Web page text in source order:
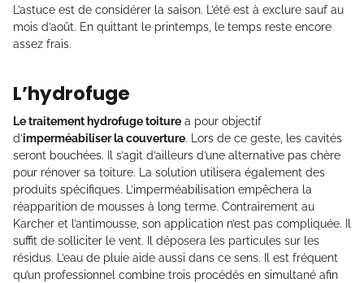
L’astuce est de considérer la saison. L’été est à exclure sauf au
mois d’août. En quittant le printemps, le temps reste encore
assez frais.
L’hydrofuge
Le traitement hydrofuge toiture a pour objectif
d’imperméabiliser la couverture. Lors de ce geste, les cavités
seront bouchées. Il s’agit d’ailleurs d’une alternative pas chère
pour rénover sa toiture. La solution utilisera également des
produits spécifiques. L’imperméabilisation empêchera la
réapparition de mousses à long terme. Contrairement au
Karcher et l’antimousse, son application n’est pas compliquée. Il
suffit de solliciter le vent. Il déposera les particules sur les
résidus. L’eau de pluie aide aussi dans ce sens. Il est fréquent
qu’un professionnel combine trois procédés en simultané afin